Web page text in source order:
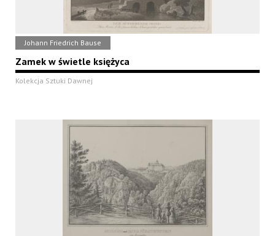
Johann Friedrich Bause
Zamek w świetle księżyca
Kolekcja Sztuki Dawnej